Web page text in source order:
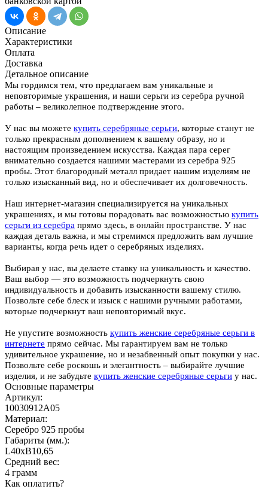
Описание
Характеристики
Оплата
Доставка
Детальное описание
Мы гордимся тем, что предлагаем вам уникальные и
неповторимые украшения, и наши серьги из серебра ручной
работы – великолепное подтверждение этого.
У нас вы можете купить серебряные серьги, которые станут не
только прекрасным дополнением к вашему образу, но и
настоящим произведением искусства. Каждая пара серег
внимательно создается нашими мастерами из серебра 925
пробы. Этот благородный металл придает нашим изделиям не
только изысканный вид, но и обеспечивает их долговечность.
Наш интернет-магазин специализируется на уникальных
украшениях, и мы готовы порадовать вас возможностью купить
серьги из серебра прямо здесь, в онлайн пространстве. У нас
каждая деталь важна, и мы стремимся предложить вам лучшие
варианты, когда речь идет о серебряных изделиях.
Выбирая у нас, вы делаете ставку на уникальность и качество.
Ваш выбор — это возможность подчеркнуть свою
индивидуальность и добавить изысканности вашему стилю.
Позвольте себе блеск и изыск с нашими ручными работами,
которые подчеркнут ваш неповторимый вкус.
Не упустите возможность купить женские серебряные серьги в
интернете прямо сейчас. Мы гарантируем вам не только
удивительное украшение, но и незабвенный опыт покупки у нас.
Позвольте себе роскошь и элегантность – выбирайте лучшие
изделия, и не забудьте купить женские серебряные серьги у нас.
Основные параметры
Артикул:
10030912А05
Материал:
Серебро 925 пробы
Габариты (мм.):
L40хB10,65
Средний вес:
4 грамм
Как оплатить?